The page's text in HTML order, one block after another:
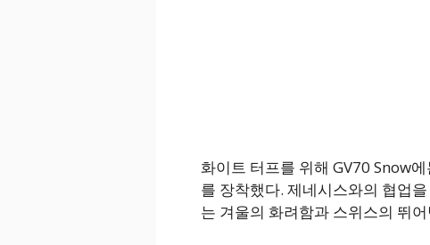
화이트 터프를 위해 GV70 Snow
를 장착했다. 제네시스와의 협업
는 겨울의 화려함과 스위스의 뛰